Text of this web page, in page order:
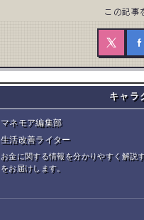
この記事
キャラ
マネモア編集部
生活改善ライター
お金に関する情報を分かりやすく解説
をお届けします。